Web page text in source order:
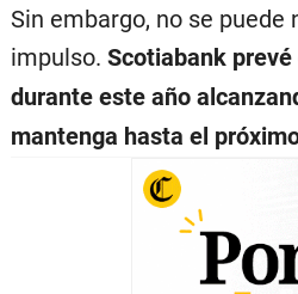
Sin embargo, no se
impulso. Scotiabank prevé
durante este año
mantenga hasta el